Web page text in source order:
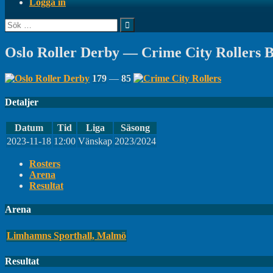
Sök
efter:
Oslo Roller Derby — Crime City Rollers
179 — 85
Detaljer
Datum Tid Liga
Säsong
2023-11-18 12:00 Vänskap 2023/2024
Rosters
Arena
Resultat
Arena
Limhamns Sporthall, Malmö
Resultat